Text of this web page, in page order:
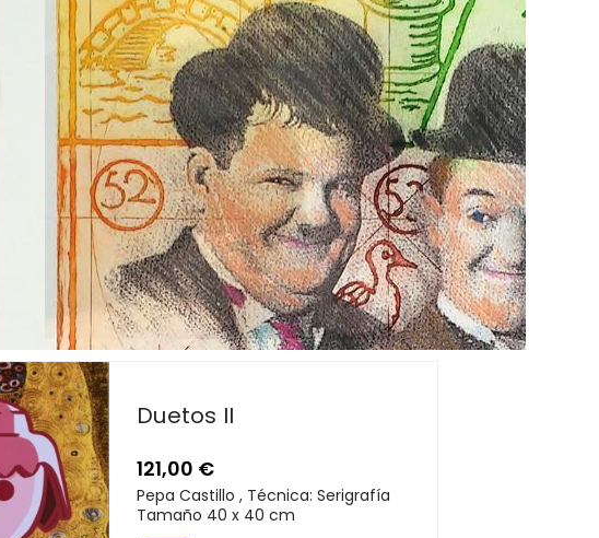
Duetos II
121,00 €
Pepa Castillo , Técnica: Serigrafía
Tamaño 40 x 40 cm